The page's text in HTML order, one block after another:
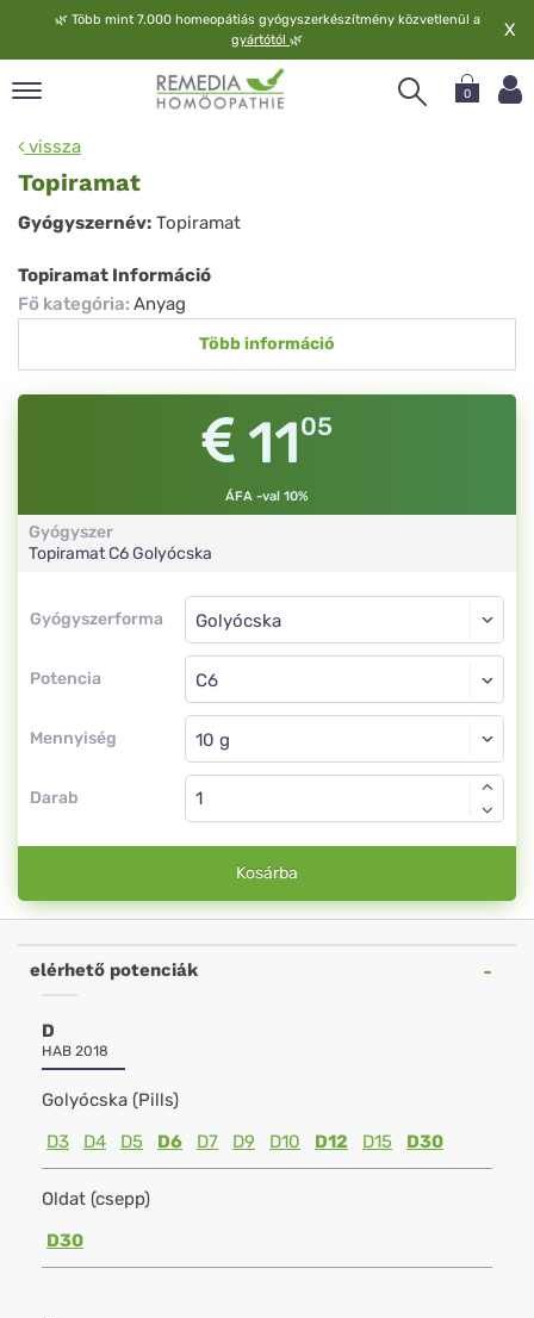
🌿 Több mint 7.000 homeopátiás gyógyszerkészítmény közvetlenül a
gyártótól 🌿 X
0
vissza
Topiramat
Topiramat
Gyógyszernév: Topiramat
Topiramat Információ
Fő kategória: Anyag
Több információ
1105
ÁFA -val 10%
Gyógyszer
TopiramatC6Golyócska
Gyógyszerforma
Gyógyszerforma
Potencia
Golyócska
C6
Mennyiség
Golyócska
Darab
Kosárba
elérhető potenciák
D
HAB 2018
Golyócska (Pills)
D3
D4 D5 D6 D7 D9 D10 D12 D15 D30
Oldat (csepp)
D30